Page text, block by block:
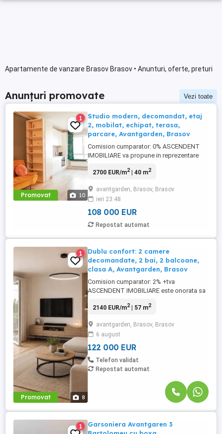
Apartamente de vanzare Brasov Brasov • Anunturi, oferte, preturi
Anunțuri promovate Vezi toate
Promovat 10
1
Studio modern, decomandat, etaj
2, mobilat, echipat, terasa,
parcare, Avantgarden, Brasov
Comision cumparator: 0% ASCENDENT
IMOBILIARE va propune in reprezentare
Avantgarden Brasov, strada Egretei.
etajul 2 al unui imobil construit in anul
2016. Cu o suprafata utila de 40 mp plus
balcon de 4 mp, proprietatea ...
2700 EUR/m2| 40 m2
avantgarden, Brasov, Brasov
ieri 23:48
108 000 EUR
Repostat automat
Promovat 8
1
Dublu confort: 2 camere
decomandate, 2 bai, 2 balcoane,
clasa A, Avantgarden, Brasov
Comision cumparator: 2% +tva
ASCENDENT IMOBILIARE este onorata sa
clasa oportunitate situat in Brasov,
valorifica atent fiecare metru si creeaza o
separare fireasca intre zona de zi,
dormitor, bucatarie si spatiile destinate ...
2140 EUR/m2| 57 m2
avantgarden, Brasov, Brasov
6 august
122 000 EUR
Telefon validat
Repostat automat
1
Garsoniera Avantgaren 3